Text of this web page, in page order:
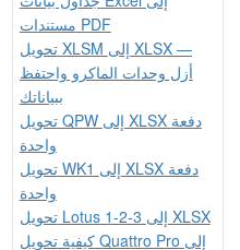
مستندات PDF
تحويل XLSM إلى XLSX —
أزل وحدات الماكرو واحتفظ
ببياناتك
تحويل QPW إلى XLSX دفعة
واحدة
تحويل WK1 إلى XLSX دفعة
واحدة
تحويل Lotus 1-2-3 إلى XLSX
كيفية تحويل Quattro Pro إلى